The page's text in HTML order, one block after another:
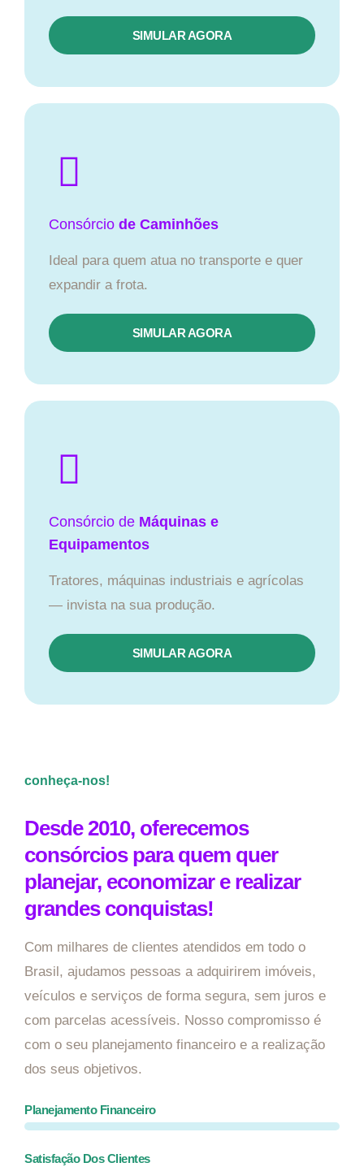
SIMULAR AGORA
Consórcio de Caminhões
Ideal para quem atua no transporte e quer
expandir a frota.
SIMULAR AGORA
Consórcio de Máquinas e
Equipamentos
Tratores, máquinas industriais e agrícolas
— invista na sua produção.
SIMULAR AGORA
conheça-nos!
Desde 2010, oferecemos
consórcios para quem quer
planejar, economizar e realizar
grandes conquistas!
Com milhares de clientes atendidos em todo o
Brasil, ajudamos pessoas a adquirirem imóveis,
veículos e serviços de forma segura, sem juros e
com parcelas acessíveis. Nosso compromisso é
com o seu planejamento financeiro e a realização
dos seus objetivos.
Planejamento Financeiro
Satisfação Dos Clientes